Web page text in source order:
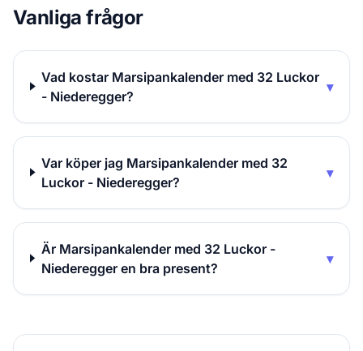
Vanliga frågor
Vad kostar Marsipankalender med 32 Luckor
- Niederegger?
▾
Var köper jag Marsipankalender med 32
Luckor - Niederegger?
▾
Är Marsipankalender med 32 Luckor -
Niederegger en bra present?
▾